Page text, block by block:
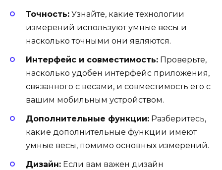
Точность: Узнайте, какие технологии
измерений используют умные весы и
насколько точными они являются.
Интерфейс и совместимость: Проверьте,
насколько удобен интерфейс приложения,
связанного с весами, и совместимость его с
вашим мобильным устройством.
Дополнительные функции: Разберитесь,
какие дополнительные функции имеют
умные весы, помимо основных измерений.
Дизайн: Если вам важен дизайн